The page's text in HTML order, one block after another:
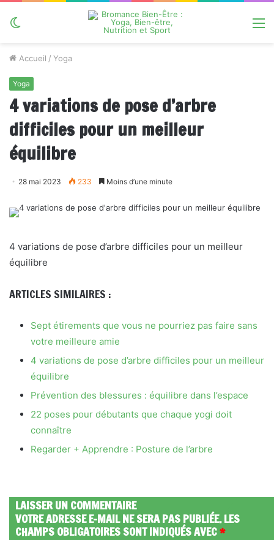
Accueil / Yoga
Yoga
4 variations de pose d’arbre
difficiles pour un meilleur
équilibre
28 mai 2023 233 Moins d’une minute
4 variations de pose d’arbre difficiles pour un meilleur
équilibre
ARTICLES SIMILAIRES :
Sept étirements que vous ne pourriez pas faire sans
votre meilleure amie
4 variations de pose d’arbre difficiles pour un meilleur
équilibre
Prévention des blessures : équilibre dans l’espace
22 poses pour débutants que chaque yogi doit
connaître
Regarder + Apprendre : Posture de l’arbre
LAISSER UN COMMENTAIRE
VOTRE ADRESSE E-MAIL NE SERA PAS PUBLIÉE.LES
CHAMPS OBLIGATOIRES SONT INDIQUÉS AVEC*